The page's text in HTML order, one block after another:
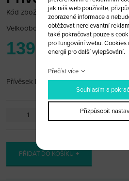
Kód zboží: NIS_PR68
Velkoobchodní cena: po přihlášení
139 Kč
Přívěsek Nissan
PŘIDAT DO KOŠÍKU
jak náš web používáte,
zobrazené informace a
obtěžovat nerelevantní
také pokračovat pouze s
pro fungování webu. Cookies
energii pro další vylepšování.
Přečíst více
Souhlasím a
Přizpůsobit